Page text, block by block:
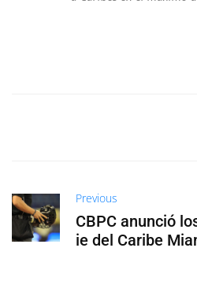
Previous
CBPC anunció
ie del Caribe